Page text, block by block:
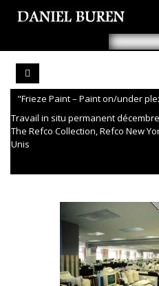
"Frieze Paint – Paint on/under
Travail in situ permanent
The Refco Collection, Refco New
Unis